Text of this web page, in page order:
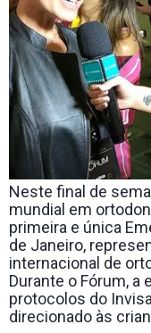
Neste final de
mundial em
primeira e única
de Janeiro,
internacional de
Durante o Fórum,
protocolos do
direcionado às